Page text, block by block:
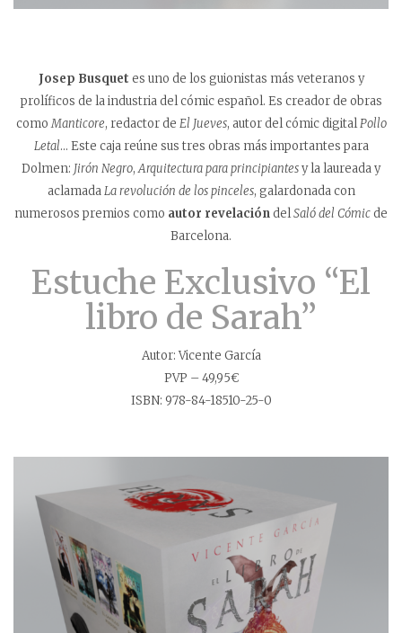
Josep Busquet es uno de los guionistas más veteranos y
prolíficos de la industria del cómic español. Es creador de obras
comoManticore, redactor de El Jueves, autor del cómic digitalPollo
Letal… Este caja reúne sus tres obras más importantes para
Dolmen: Jirón Negro,Arquitectura para principiantesy la laureada y
aclamadaLa revolución de los pinceles, galardonada con
numerosos premios como autor revelacióndelSaló del Cómicde
Barcelona.
Estuche Exclusivo “El
libro de Sarah”
Autor: Vicente García
PVP – 49,95€
ISBN: 978-84-18510-25-0